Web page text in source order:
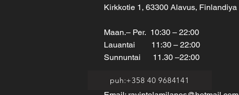
Kirkkotie 1, 63300 Alavus, Finlandiya
Maan.– Per. 10:30 – 22:00
Lauantai 11:30 – 22:00
Sunnuntai 11.30 –22:00
Tel:+358 40 9684141
puh:+358 40 9684141